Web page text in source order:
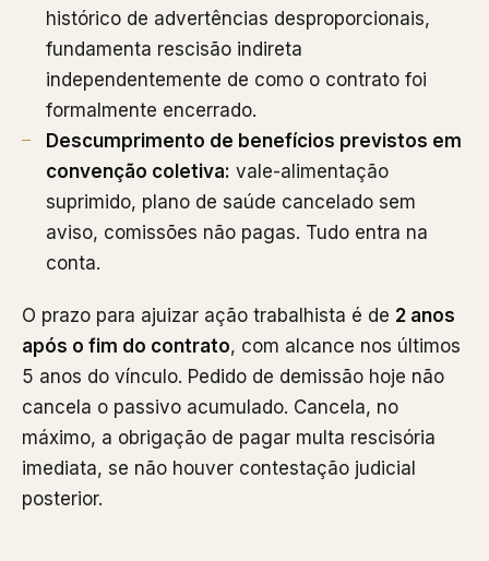
histórico de advertências desproporcionais,
fundamenta rescisão indireta
independentemente de como o contrato foi
formalmente encerrado.
Descumprimento de benefícios previstos em
convenção coletiva: vale-alimentação
suprimido, plano de saúde cancelado sem
aviso, comissões não pagas. Tudo entra na
conta.
O prazo para ajuizar ação trabalhista é de 2 anos
após o fim do contrato, com alcance nos últimos
5 anos do vínculo. Pedido de demissão hoje não
cancela o passivo acumulado. Cancela, no
máximo, a obrigação de pagar multa rescisória
imediata, se não houver contestação judicial
posterior.